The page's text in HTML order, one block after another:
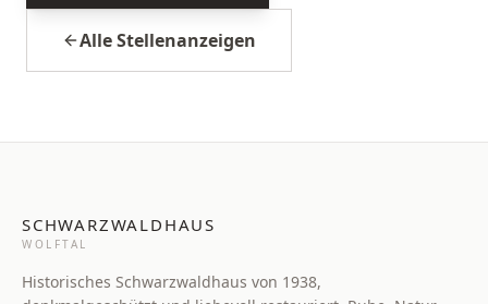
Alle Stellenanzeigen
SCHWARZWALDHAUS
WOLFTAL
Historisches Schwarzwaldhaus von 1938,